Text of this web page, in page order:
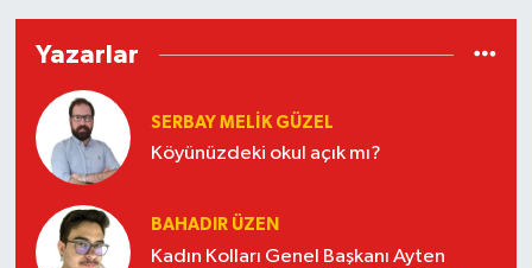
Yazarlar
SERBAY MELIK GÜZEL
Köyünüzdeki okul açık mı?
BAHADIR ÜZEN
Kadın Kolları Genel Başkanı Ayten